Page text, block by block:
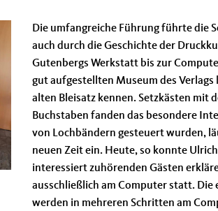
Die umfangreiche Führung führte die
auch durch die Geschichte der
Gutenbergs Werkstatt bis zur
gut aufgestellten Museum des Verlags
alten Bleisatz kennen. Setzkästen mit
Buchstaben fanden das besondere
von Lochbändern gesteuert wurden,
neuen Zeit ein. Heute, so konnte
interessiert zuhörenden Gästen
ausschließlich am Computer statt. Die
werden in mehreren Schritten am